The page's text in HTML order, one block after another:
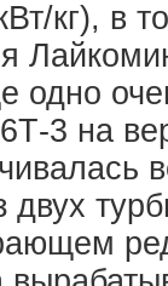
кг), в
одно
3 на
двух